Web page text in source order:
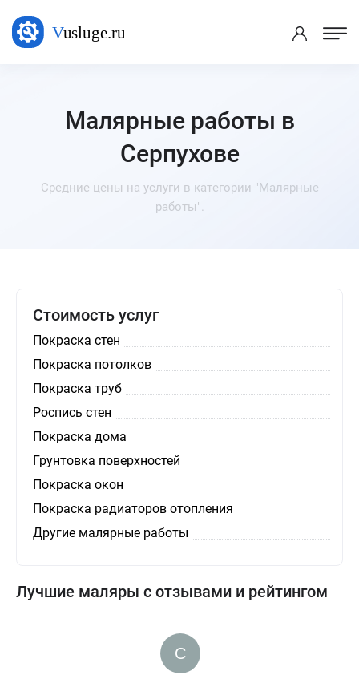
Малярные работы в
Серпухове
Средние цены на услуги в категории "Малярные
работы".
Стоимость услуг
Покраска стен
Покраска потолков
Покраска труб
Роспись стен
Покраска дома
Грунтовка поверхностей
Покраска окон
Покраска радиаторов отопления
Другие малярные работы
Лучшие маляры с отзывами и рейтингом